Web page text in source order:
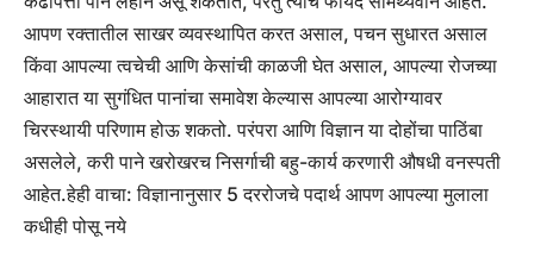
आपण रक्तातील साखर व्यवस्थापित करत असाल, पचन सुधारत असाल
किंवा आपल्या त्वचेची आणि केसांची काळजी घेत असाल, आपल्या रोजच्या
आहारात या सुगंधित पानांचा समावेश केल्यास आपल्या आरोग्यावर
चिरस्थायी परिणाम होऊ शकतो. परंपरा आणि विज्ञान या दोहोंचा पाठिंबा
असलेले, करी पाने खरोखरच निसर्गाची बहु-कार्य करणारी औषधी वनस्पती
आहेत.हेही वाचा:विज्ञानानुसार 5 दररोजचे पदार्थ आपण आपल्या मुलाला
कधीही पोसू नये